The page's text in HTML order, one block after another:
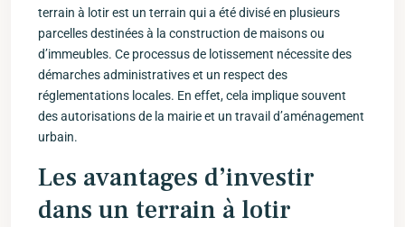
terrain à lotir est ⁢un terrain⁤ qui a été divisé en plusieurs
parcelles destinées ‌à la construction de maisons ou
⁢d’immeubles. ‌Ce processus de lotissement nécessite des
‌démarches administratives ⁢et un respect⁢ des‍
réglementations locales. ⁣En effet,‌ cela implique souvent
des autorisations ‌de​ la mairie et un travail d’aménagement⁣
urbain.
Les avantages d’investir
dans un ​terrain à lotir